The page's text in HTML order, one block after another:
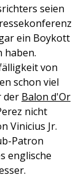
seien
ein Boykott
haben.
von
schon viel
der Balon d'Or
nicht
Vinicius Jr.
Patron
englische